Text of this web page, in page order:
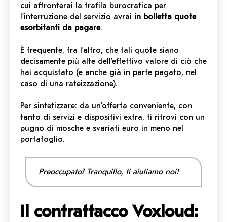
cui affronterai la trafila burocratica per
l’interruzione del servizio avrai in bolletta quote
esorbitanti da pagare.
È frequente, fra l’altro, che tali quote siano
decisamente più alte dell’effettivo valore di ciò che
hai acquistato (e anche già in parte pagato, nel
caso di una rateizzazione).
Per sintetizzare: da un’offerta conveniente, con
tanto di servizi e dispositivi extra, ti ritrovi con un
pugno di mosche e svariati euro in meno nel
portafoglio.
Preoccupato? Tranquillo, ti aiutiamo noi!
Il contrattacco Voxloud: